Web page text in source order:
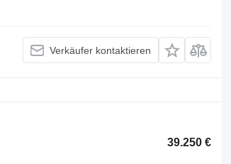
Verkäufer kontaktieren
39.250 €